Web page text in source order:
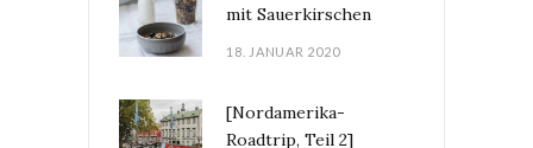
mit Sauerkirschen
18. JANUAR 2020
[Nordamerika-
Roadtrip, Teil 2]